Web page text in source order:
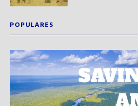
POPULARES